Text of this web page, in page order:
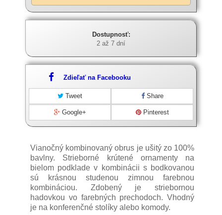
Dostupnosť:
2 až 7 dní
Zdieľať na Facebooku
Tweet Share
Google+ Pinterest
Vianočný kombinovaný obrus je ušitý zo 100%
bavlny. Strieborné krútené ornamenty na
bielom podklade v kombinácii s bodkovanou
sú krásnou studenou zimnou farebnou
kombináciou. Zdobený je striebornou
hadovkou vo farebných prechodoch. Vhodný
je na konferenčné stolíky alebo komody.